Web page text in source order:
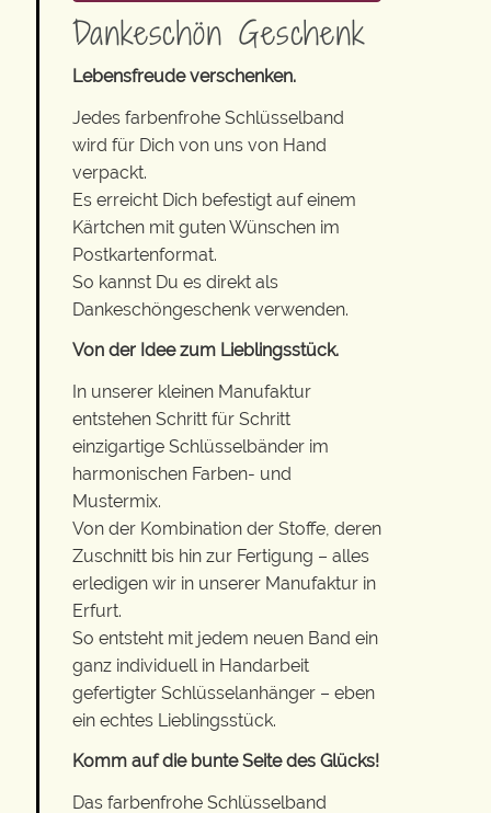
Dankeschön Geschenk
Lebensfreude verschenken.
Jedes farbenfrohe Schlüsselband
wird für Dich von uns von Hand
verpackt.
Es erreicht Dich befestigt auf einem
Kärtchen mit guten Wünschen im
Postkartenformat.
So kannst Du es direkt als
Dankeschöngeschenk verwenden.
Von der Idee zum Lieblingsstück.
In unserer kleinen Manufaktur
entstehen Schritt für Schritt
einzigartige Schlüsselbänder im
harmonischen Farben- und
Mustermix.
Von der Kombination der Stoffe, deren
Zuschnitt bis hin zur Fertigung – alles
erledigen wir in unserer Manufaktur in
Erfurt.
So entsteht mit jedem neuen Band ein
ganz individuell in Handarbeit
gefertigter Schlüsselanhänger – eben
ein echtes Lieblingsstück.
Komm auf die bunte Seite des Glücks!
Das farbenfrohe Schlüsselband